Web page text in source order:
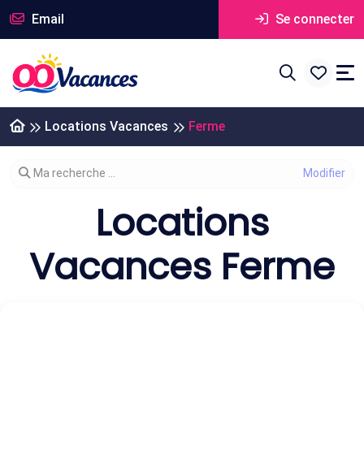
Email Se connecter
Locations Vacances Ferme
Modifier votre recherche
Ma recherche ...
Locations
Vacances Ferme